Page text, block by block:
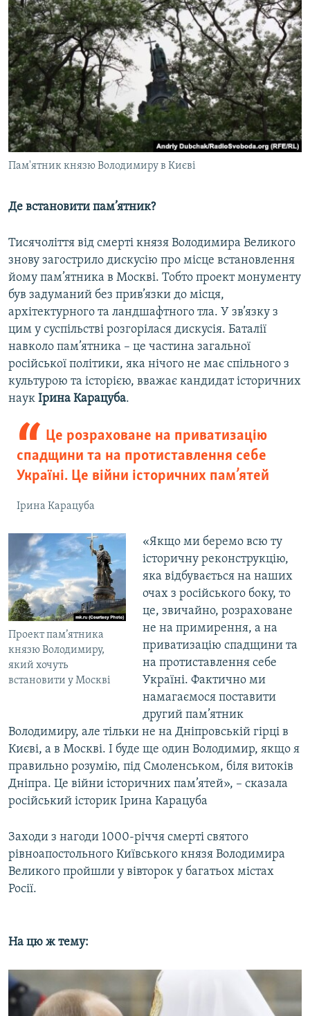
Пам'ятник князю Володимиру в Києві
Де встановити пам’ятник?
Тисячоліття від смерті князя Володимира Великого
знову загострило дискусію про місце встановлення
йому пам’ятника в Москві. Тобто проект монументу
був задуманий без прив’язки до місця,
архітектурного та ландшафтного тла. У зв’язку з
цим у суспільстві розгорілася дискусія. Баталії
навколо пам’ятника – це частина загальної
російської політики, яка нічого не має спільного з
культурою та історією, вважає кандидат історичних
наук Ірина Карацуба.
Це розраховане на приватизацію
спадщини та на протиставлення себе
Україні. Це війни історичних пам’ятей
Ірина Карацуба
Проект пам’ятника
князю Володимиру,
який хочуть
встановити у Москві
«Якщо ми беремо всю ту
історичну реконструкцію,
яка відбувається на наших
очах з російського боку, то
це, звичайно, розраховане
не на примирення, а на
приватизацію спадщини та
на протиставлення себе
Україні. Фактично ми
намагаємося поставити
другий пам’ятник
Володимиру, але тільки не на Дніпровській гірці в
Києві, а в Москві. І буде ще один Володимир, якщо я
правильно розумію, під Смоленськом, біля витоків
Дніпра. Це війни історичних пам’ятей», – сказала
російський історик Ірина Карацуба
Заходи з нагоди 1000-річчя смерті святого
рівноапостольного Київського князя Володимира
Великого пройшли у вівторок у багатьох містах
Росії.
На цю ж тему: